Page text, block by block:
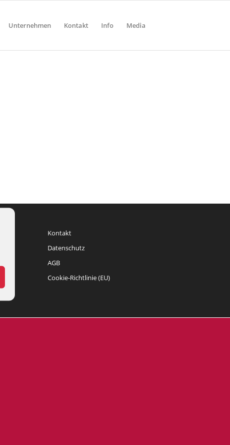
Unternehmen Kontakt Info Media
Kontakt
Datenschutz
AGB
Cookie-Richtlinie (EU)